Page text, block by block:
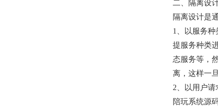
二、隔离设
隔离设计是
1、以服务
提服务种类
态服务等，
离，这样一
2、以用户
陪玩系统源